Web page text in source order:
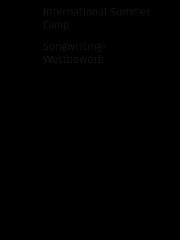
International Summer
Camp
Songwriting-
Wettbewerb